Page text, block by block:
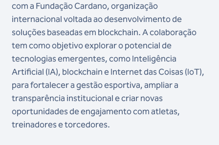
com a Fundação Cardano, organização
internacional voltada ao desenvolvimento de
soluções baseadas em blockchain. A colaboração
tem como objetivo explorar o potencial de
tecnologias emergentes, como Inteligência
Artificial (IA), blockchain e Internet das Coisas (IoT),
para fortalecer a gestão esportiva, ampliar a
transparência institucional e criar novas
oportunidades de engajamento com atletas,
treinadores e torcedores.